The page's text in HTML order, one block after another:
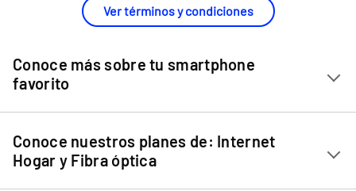
Ver términos y condiciones
Conoce más sobre tu smartphone
favorito
Chip Entel
Apple iPhone 11
Apple iPhone 12 Mini
Conoce nuestros planes de: Internet
Hogar y Fibra óptica